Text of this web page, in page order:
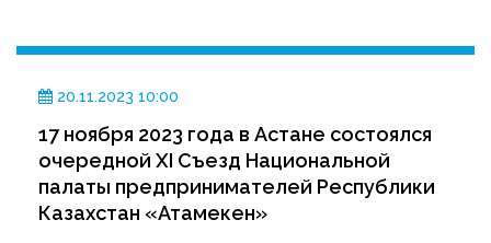
20.11.2023 10:00
17 ноября 2023 года в Астане состоялся
очередной ХI Съезд Национальной
палаты предпринимателей Республики
Казахстан «Атамекен»